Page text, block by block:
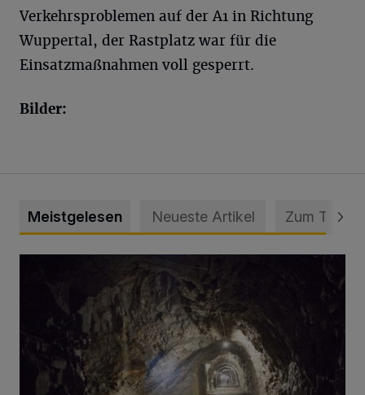
Verkehrsproblemen auf der A1 in Richtung
Wuppertal, der Rastplatz war für die
Einsatzmaßnahmen voll gesperrt.
Bilder:
Meistgelesen Neueste Artikel Zum Thema